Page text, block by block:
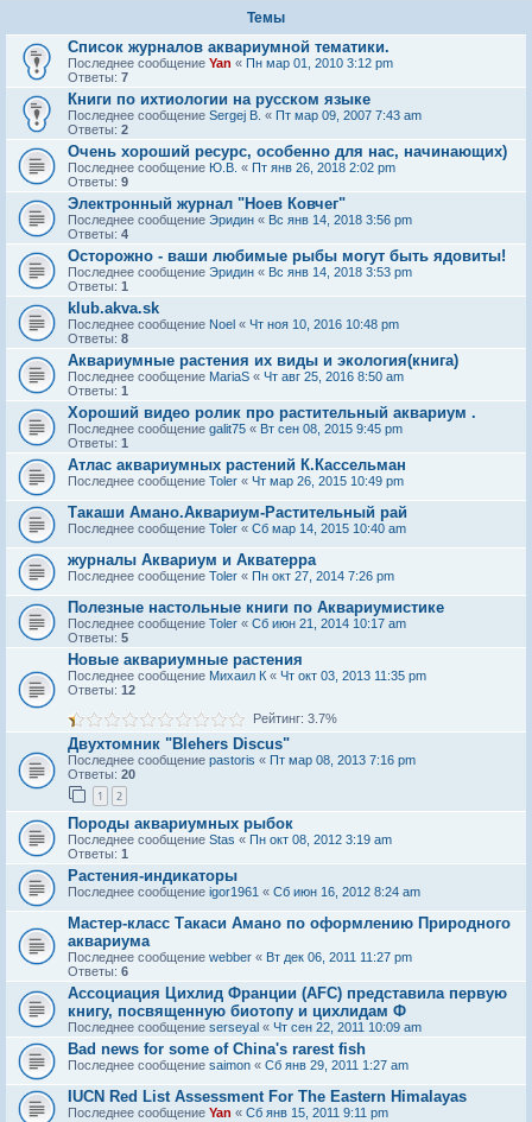
Темы
Список журналов аквариумной тематики.
Последнее сообщение Yan « Пн мар 01, 2010 3:12 pm
Ответы: 7
Книги по ихтиологии на русском языке
Последнее сообщение Sergej B. « Пт мар 09, 2007 7:43 am
Ответы: 2
Очень хороший ресурс, особенно для нас, начинающих)
Последнее сообщение Ю.В. « Пт янв 26, 2018 2:02 pm
Ответы: 9
Электронный журнал "Ноев Ковчег"
Последнее сообщение Эридин « Вс янв 14, 2018 3:56 pm
Ответы: 4
Осторожно - ваши любимые рыбы могут быть ядовиты!
Последнее сообщение Эридин « Вс янв 14, 2018 3:53 pm
Ответы: 1
klub.akva.sk
Последнее сообщение Noel « Чт ноя 10, 2016 10:48 pm
Ответы: 8
Аквариумные растения их виды и экология(книга)
Последнее сообщение MariaS « Чт авг 25, 2016 8:50 am
Ответы: 1
Хороший видео ролик про растительный аквариум .
Последнее сообщение galit75 « Вт сен 08, 2015 9:45 pm
Ответы: 1
Атлас аквариумных растений К.Кассельман
Последнее сообщение Toler « Чт мар 26, 2015 10:49 pm
Такаши Амано.Аквариум-Растительный рай
Последнее сообщение Toler « Сб мар 14, 2015 10:40 am
журналы Аквариум и Акватерра
Последнее сообщение Toler « Пн окт 27, 2014 7:26 pm
Полезные настольные книги по Аквариумистике
Последнее сообщение Toler « Сб июн 21, 2014 10:17 am
Ответы: 5
Новые аквариумные растения
Последнее сообщение Михаил К « Чт окт 03, 2013 11:35 pm
Ответы: 12
Рейтинг: 3.7%
Двухтомник "Blehers Discus"
Последнее сообщение pastoris « Пт мар 08, 2013 7:16 pm
Ответы: 20
1 2
Породы аквариумных рыбок
Последнее сообщение Stas « Пн окт 08, 2012 3:19 am
Ответы: 1
Растения-индикаторы
Последнее сообщение igor1961 « Сб июн 16, 2012 8:24 am
Мастер-класс Такаси Амано по оформлению Природного
аквариума
Последнее сообщение webber « Вт дек 06, 2011 11:27 pm
Ответы: 6
Ассоциация Цихлид Франции (AFC) представила первую
книгу, посвященную биотопу и цихлидам Ф
Последнее сообщение serseyal « Чт сен 22, 2011 10:09 am
Bad news for some of China's rarest fish
Последнее сообщение saimon « Сб янв 29, 2011 1:27 am
IUCN Red List Assessment For The Eastern Himalayas
Последнее сообщение Yan « Сб янв 15, 2011 9:11 pm